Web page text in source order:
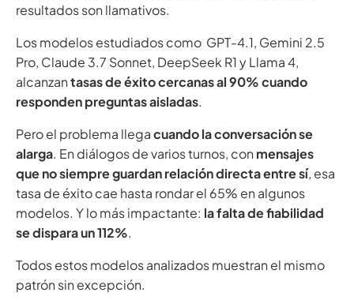
resultados son llamativos.
Los modelos estudiados como GPT-4.1, Gemini 2.5
Pro, Claude 3.7 Sonnet, DeepSeek R1 y Llama 4,
alcanzantasas de éxito cercanas al 90% cuando
responden preguntas aisladas.
Pero el problema llegacuando la conversación se
alarga. En diálogos de varios turnos, con mensajes
que no siempre guardan relación directa entre sí, esa
tasa de éxito cae hasta rondar el 65% en algunos
modelos. Y lo más impactante: la falta de fiabilidad
se dispara un 112%.
Todos estos modelos analizados muestran el mismo
patrón sin excepción.